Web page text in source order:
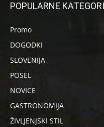
POPULARNE
Promo
DOGODKI
SLOVENIJA
POSEL
NOVICE
GASTRONOMIJA
ŽIVLJENJSKI STIL